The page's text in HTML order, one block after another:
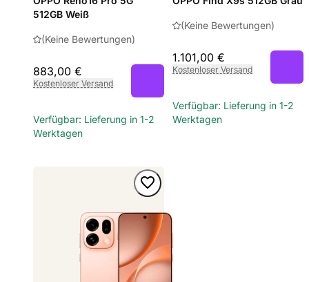
512GB Weiß
(Keine Bewertungen)
883,00 €
Kostenloser Versand
Verfügbar: Lieferung in 1-2
Werktagen
(Keine Bewertungen)
1.101,00 €
Kostenloser Versand
Verfügbar: Lieferung in 1-2
Werktagen